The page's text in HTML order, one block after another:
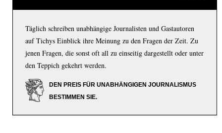
Täglich schreiben unabhängige Journalisten und Gastautoren
auf Tichys Einblick ihre Meinung zu den Fragen der Zeit. Zu
jenen Fragen, die sonst oft all zu einseitig dargestellt oder unter
den Teppich gekehrt werden.
DEN PREIS FÜR UNABHÄNGIGEN JOURNALISMUS
BESTIMMEN SIE.